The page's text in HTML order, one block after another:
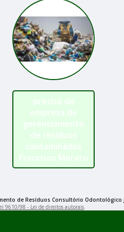
preciso de
empresa de
gerenciamento
de resíduos
contaminados
Francisco Morato
de Resíduos Consultório Odontológico
9610/98 - Lei de direitos autorais